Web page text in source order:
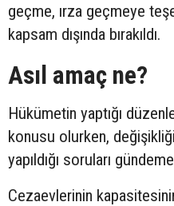
geçme, ırza geçmeye
kapsam dışında bırakıldı.
Asıl amaç ne?
Hükümetin yaptığı
konusu olurken,
yapıldığı soruları
Cezaevlerinin